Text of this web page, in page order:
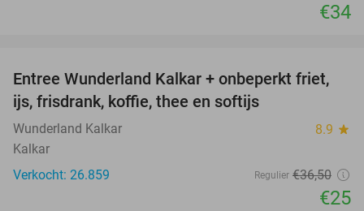
€34
32%
Entree Wunderland Kalkar + onbeperkt friet,
ijs, frisdrank, koffie, thee en softijs
Wunderland Kalkar 8.9 star
Kalkar
Verkocht: 26.859
Regulier €36,50
€25